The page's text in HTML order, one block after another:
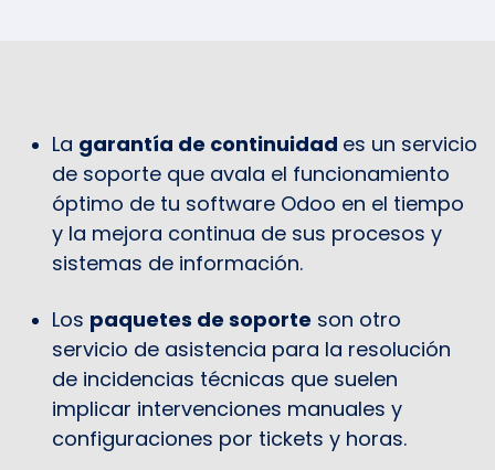
La garantía de continuidad es un servicio
de soporte que avala el funcionamiento
óptimo de tu software Odoo en el tiempo
y la mejora continua de sus procesos y
sistemas de información.
Los paquetes de soporte son otro
servicio de asistencia para la resolución
de incidencias técnicas que suelen
implicar intervenciones manuales y
configuraciones por tickets y horas.